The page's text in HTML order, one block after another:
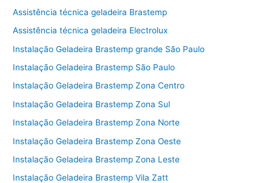
Assistência técnica geladeira Brastemp
Assistência técnica geladeira Electrolux
Instalação Geladeira Brastemp grande São Paulo
Instalação Geladeira Brastemp São Paulo
Instalação Geladeira Brastemp Zona Centro
Instalação Geladeira Brastemp Zona Sul
Instalação Geladeira Brastemp Zona Norte
Instalação Geladeira Brastemp Zona Oeste
Instalação Geladeira Brastemp Zona Leste
Instalação Geladeira Brastemp Vila Zatt